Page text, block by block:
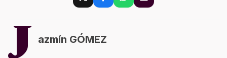
J azmín GÓMEZ